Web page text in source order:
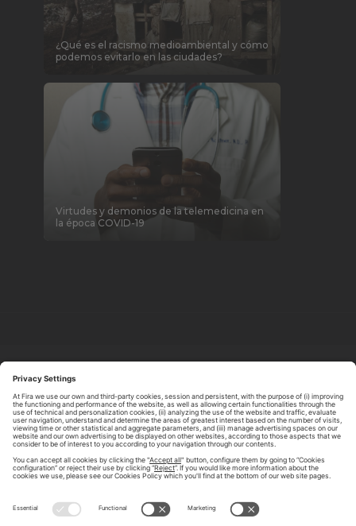
¿Qué es el racismo medioambiental y cómo
podemos evitarlo en las ciudades?
Virtudes y demonios de la telemedicina en
la época COVID-19
CONTACT US
LEGAL NOTICE